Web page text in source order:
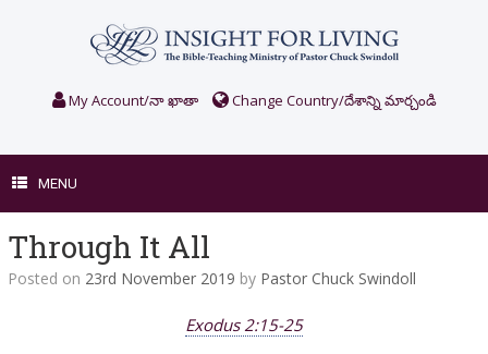
My Account/నా ఖాతా Change Country/దేశాన్ని మార్చండి
MENU
Through It All
Posted on 23rd November 2019 by Pastor Chuck Swindoll
Exodus 2:15-25